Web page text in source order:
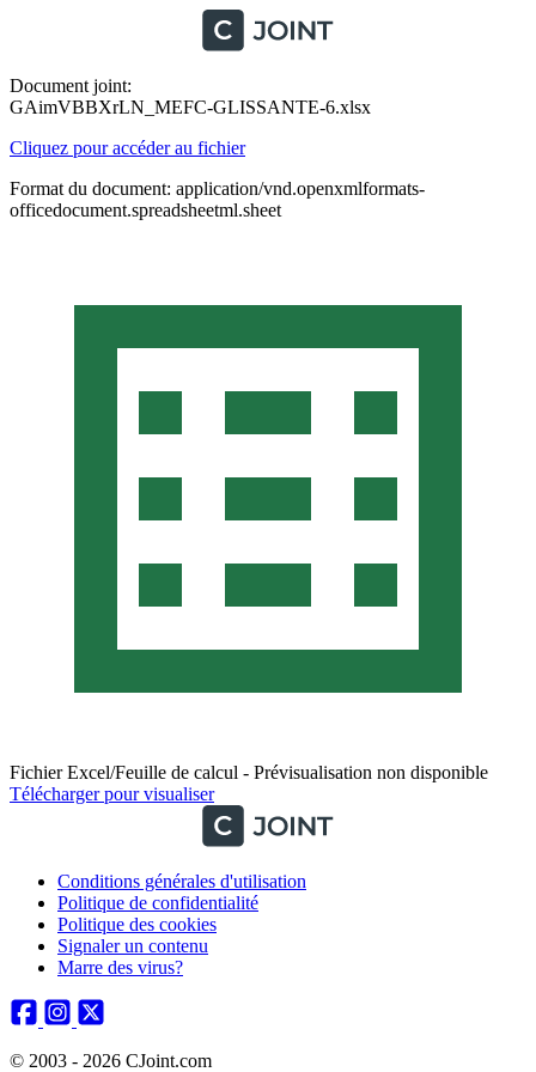
Document joint:
GAimVBBXrLN_MEFC-GLISSANTE-6.xlsx
Cliquez pour accéder au fichier
Format du document: application/vnd.openxmlformats-
officedocument.spreadsheetml.sheet
Fichier Excel/Feuille de calcul - Prévisualisation non disponible
Télécharger pour visualiser
Conditions générales d'utilisation
Politique de confidentialité
Politique des cookies
Signaler un contenu
Marre des virus?
© 2003 - 2026 CJoint.com